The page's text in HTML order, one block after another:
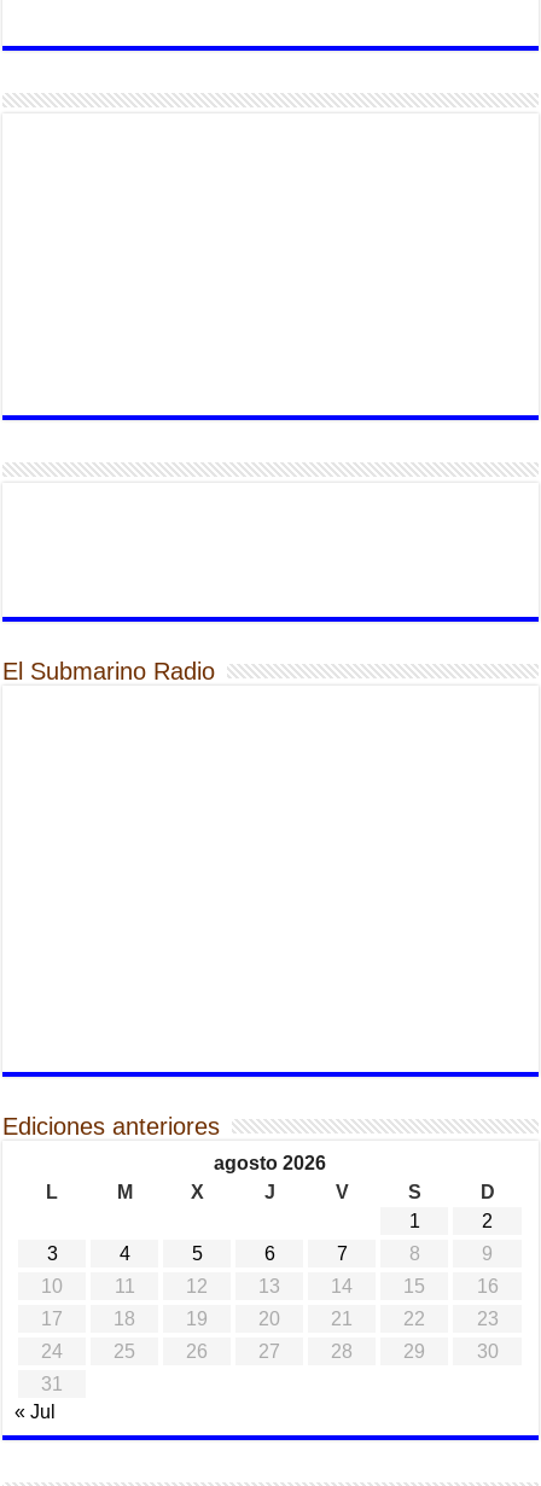
El Submarino Radio
Ediciones anteriores
agosto 2026
L
M X J V S
D
1
2
3
4 5 6 7 8
9
10
11 12 13 14 15
16
17
18 19 20 21 22
23
24
25 26 27 28 29
30
31
« Jul